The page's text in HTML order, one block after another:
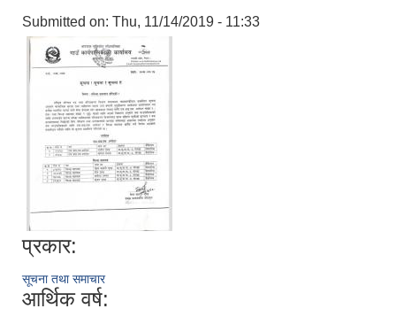
Submitted on: Thu, 11/14/2019 - 11:33
प्रकार:
सूचना तथा समाचार
आर्थिक वर्ष: